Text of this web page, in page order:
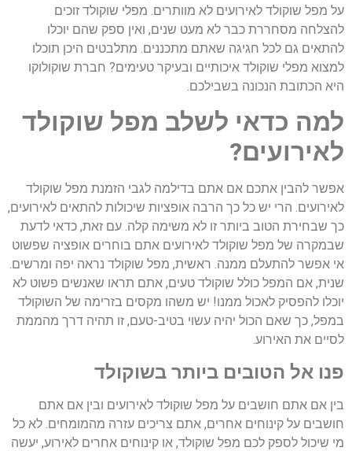
על מפל שוקולד לאירועים לא מוותרים. מפלי שוקולד זוכים
להצלחה מסחררת כבר לא מעט שנים, ואין ספק שהם יוכלו
להתאים גם לכל חגיגה שאתם מתכננים. מתלבטים היכן תוכלו
למצוא מפלי שוקולד איכותיים ובעיקר טעימים? חברת שוקולוקו
היא הכתובת הנכונה בשבילכם.
למה כדאי לשלב מפל שוקולד
לאירועים?
אפשר להבין אתכם אם אתם בדילמה לגבי הזמנת מפל שוקולד
לאירועים. הרי יש כל כך הרבה אופציות שיכולות להתאים לאירועים,
כך שבחירת הטוב ביותר זו לא משימה קלה. עם זאת, כדאי לדעת
שבמקרה של מפל שוקולד לאירועים אתם בוחרים אופציה שפשוט
אי אפשר להתעלם ממנה. ראשית, מפל שוקולד נראה יפה ומרשים.
שנית, אם המפל כולל שוקולד טעים, אתם תראו שאנשים פשוט לא
יוכלו להפסיק לאכול ממנו! יש משהו מקסים בזרימה של השוקולד
במפל, כך שאם הכול יהיה עשוי בטיב-טעם, זו תהיה דרך מהממת
לסיים את האירוע.
פנו אל הטובים ביותר בשוקולד
בין אם אתם חושבים על מפל שוקולד לאירועים ובין אם אתם
חושבים על קינוחים אחרים, אתם צריכים עזרה מהמומחים. לא כל
מי שיכול לספק לכם מפל שוקולד, או קינוחים אחרים לאירוע, יעשה